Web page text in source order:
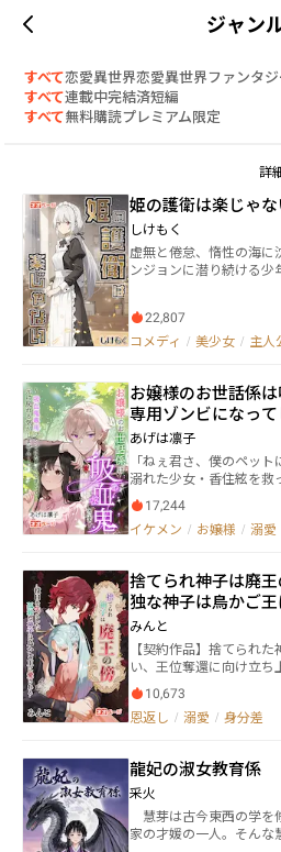
ジャン
すべて恋愛異世界恋愛異世界ファンタ
すべて連載中完結済短編
すべて無料購読プレミアム限定
詳
姫の護衛は楽じゃな
しけもく
虚無と倦怠、惰性の海
ンジョンに潜り続ける少
男はこう言った。 「お前、ウチで仕事やらねぇか」 そ
うして流されるまま、少
も護れなかった少年に生き
後、少年に新たな任務が
嬢の護衛。安全が確保さ
い護衛する。 少年は二つ
に変わりのない、いつも
である男は言った。 「ちなみに女子校だから。お前女
装してメイドね」 こうして、少年の苦難の日々が幕を
開けた。
22,807
コメディ / 美少女 / 主人
お嬢様のお世話係
専用ゾンビになっ
がしません～
あげは凛子
「ねぇ君さ、僕のペットにな
溺れた少女・香住絃を救
妙な問いかけと、謎め
なゾンビにされてしまっ
る、愛と成長の物語。 運命の“再契約”はすでに始まっ
ジ様で先行連載しており
ョンです。実際の人物、
ません。
17,244
イケメン / お嬢様 / 溺愛
捨てられ神子は廃
独な神子は鳥かご
みんと
【契約作品】捨てられ
い、王位奪還に向け立ち
ンタジー！ 伯爵令嬢リリスは、死の運命を持ってい
た。 「海神殿の神子」と
れ、十六歳で祈りと命を
に捨てられてしまう。 そして漂流の末、波にのまれた
彼女は、気付くと一人の
薔薇色の髪と瞳に、ど
年は、リリスが辿り着
ル――。 ラズベルは、前王の逝去により僅か四歳で王位を
10,673
恩返し / 溺愛 / 身分差
龍妃の淑女教育係
采火
慧芽は古今東西の学を
家の才媛の一人。そんな